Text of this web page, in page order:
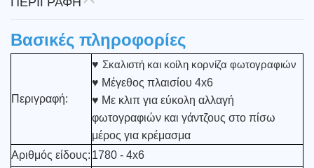
Βασικές πληροφορίες
Περιγραφή:
♥ Σκαλιστή και κοίλη κορνίζα φωτογραφιών
♥ Μέγεθος πλαισίου 4x6
♥ Με κλιπ για εύκολη αλλαγή
φωτογραφιών και γάντζους στο πίσω
μέρος για κρέμασμα
Αριθμός είδους: 1780 - 4x6